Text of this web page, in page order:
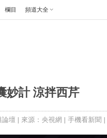
欄目 頻道大全
妙計 涼拌西芹
論壇 | 來源：央視網 | 手機看新聞 |